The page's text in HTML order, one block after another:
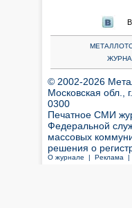
© 2002-2026
Московская обл.,
0300
Печатное СМИ
Федеральной
массовых
решения о
О журнале | Реклама |